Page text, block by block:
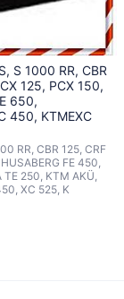
S 1000 RR, CBR
125, PCX 150,
650,
450, KTMEXC
RR, CBR 125, CRF
FE 450,
TE 250, KTM AKÜ,
XC 525, K